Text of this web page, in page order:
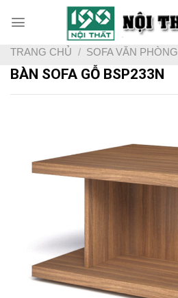
TRANG CHỦ / SOFA VĂN PHÒNG
BÀN SOFA GỖ BSP233N